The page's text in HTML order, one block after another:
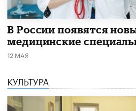
В России появятся
медицинские
12 МАЯ
КУЛЬТУРА